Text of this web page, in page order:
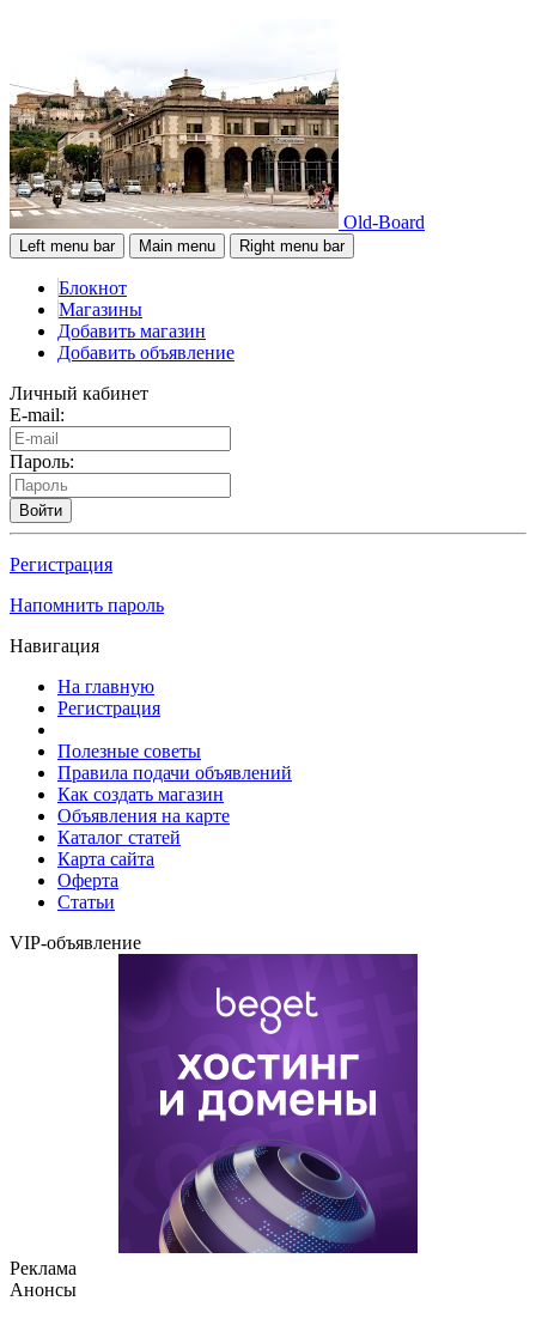
Old-Board
Left menu bar Main menu Right menu bar
Блокнот
Магазины
Добавить магазин
Добавить объявление
Личный кабинет
E-mail:
Пароль:
Войти
Регистрация
Напомнить пароль
Навигация
На главную
Регистрация
Полезные советы
Правила подачи объявлений
Как создать магазин
Объявления на карте
Каталог статей
Карта сайта
Оферта
Статьи
VIP-объявление
Реклама
Анонсы